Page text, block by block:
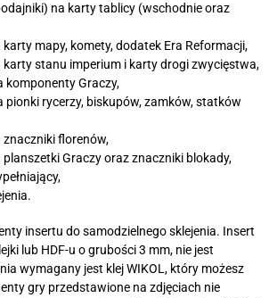
na karty tablicy (wschodnie oraz
karty mapy, komety, dodatek Era Reformacji,
karty stanu imperium i karty drogi zwycięstwa,
komponenty Graczy,
pionki rycerzy, biskupów, zamków, statków
znaczniki florenów,
planszetki Graczy oraz znaczniki blokady,
insertu do samodzielnego sklejenia. Insert
lub HDF-u o grubości 3 mm, nie jest
wymagany jest klej WIKOL, który możesz
gry przedstawione na zdjęciach nie